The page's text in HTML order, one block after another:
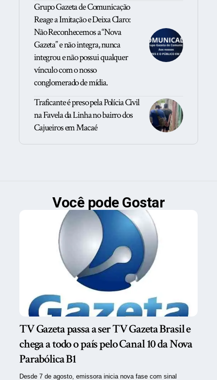
Grupo Gazeta de Comunicação
Reage a Imitação e Deixa Claro:
Não Reconhecemos a “Nova
Gazeta” e não integra, nunca
integrou e não possui qualquer
vínculo com o nosso
conglomerado de mídia.
Traficante é preso pela Polícia Civil
na Favela da Linha no bairro dos
Cajueiros em Macaé
Você pode Gostar
TV Gazeta passa a ser TV Gazeta Brasil e
chega a todo o país pelo Canal 10 da Nova
Parabólica B1
Desde 7 de agosto, emissora inicia nova fase com sinal